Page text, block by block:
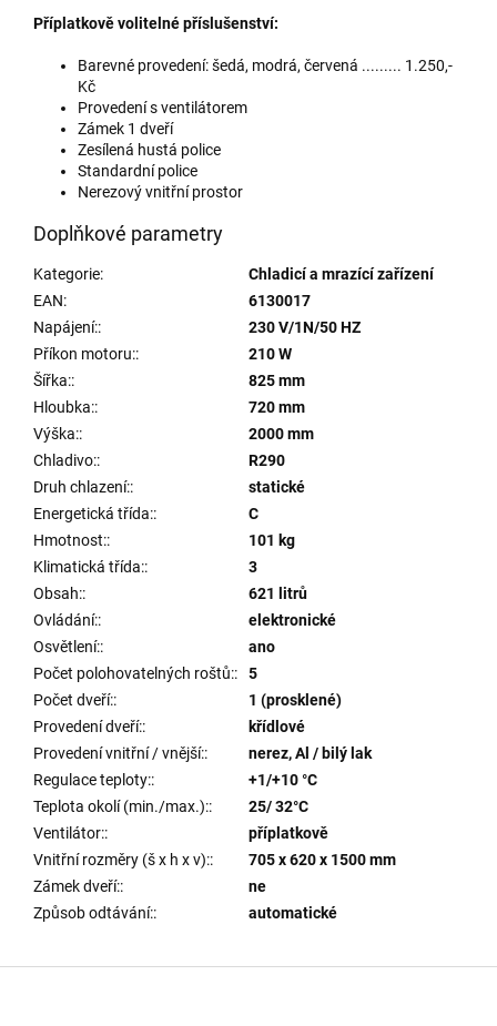
Příplatkově volitelné příslušenství:
Barevné provedení: šedá, modrá, červená ......... 1.250,-
Kč
Provedení s ventilátorem
Zámek 1 dveří
Zesílená hustá police
Standardní police
Nerezový vnitřní prostor
Doplňkové parametry
Kategorie:
Chladicí a mrazící zařízení
EAN:
6130017
Napájení::
230 V/1N/50 HZ
Příkon motoru::
210 W
Šířka::
825 mm
Hloubka::
720 mm
Výška::
2000 mm
Chladivo::
R290
Druh chlazení::
statické
Energetická třída::
C
Hmotnost::
101 kg
Klimatická třída::
3
Obsah::
621 litrů
Ovládání::
elektronické
Osvětlení::
ano
Počet polohovatelných roštů::
5
Počet dveří::
1 (prosklené)
Provedení dveří::
křídlové
Provedení vnitřní / vnější::
nerez, Al / bilý lak
Regulace teploty::
+1/+10 °C
Teplota okolí (min./max.)::
25/ 32°C
Ventilátor::
příplatkově
Vnitřní rozměry (š x h x v)::
705 x 620 x 1500 mm
Zámek dveří::
ne
Způsob odtávání:: automatické